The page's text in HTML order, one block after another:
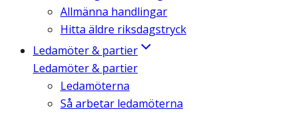
Allmänna handlingar
Hitta äldre riksdagstryck
Ledamöter & partier
Ledamöter & partier
Ledamöterna
Så arbetar ledamöterna